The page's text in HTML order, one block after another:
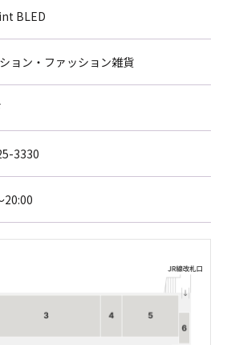
BLED
ョン・ファッション雑貨
3330
20:00